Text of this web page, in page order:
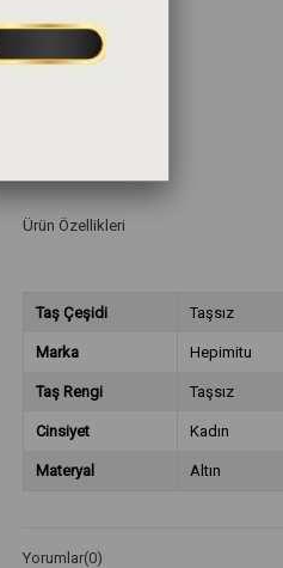
Ürün Özellikleri
Taş Çeşidi Taşsız
Marka Hepimitu
Taş Rengi Taşsız
Cinsiyet Kadın
Materyal Altın
Yorumlar(0)